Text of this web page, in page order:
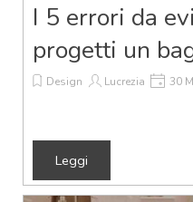
I 5 errori da
progetti un
Design Lucrezia 30
Leggi